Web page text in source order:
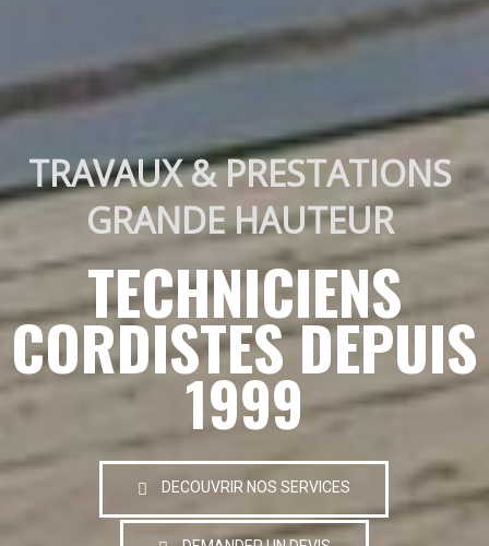
TRAVAUX & PRESTATIONS
GRANDE HAUTEUR
TECHNICIENS
CORDISTES DEPUIS
1999
DECOUVRIR NOS SERVICES